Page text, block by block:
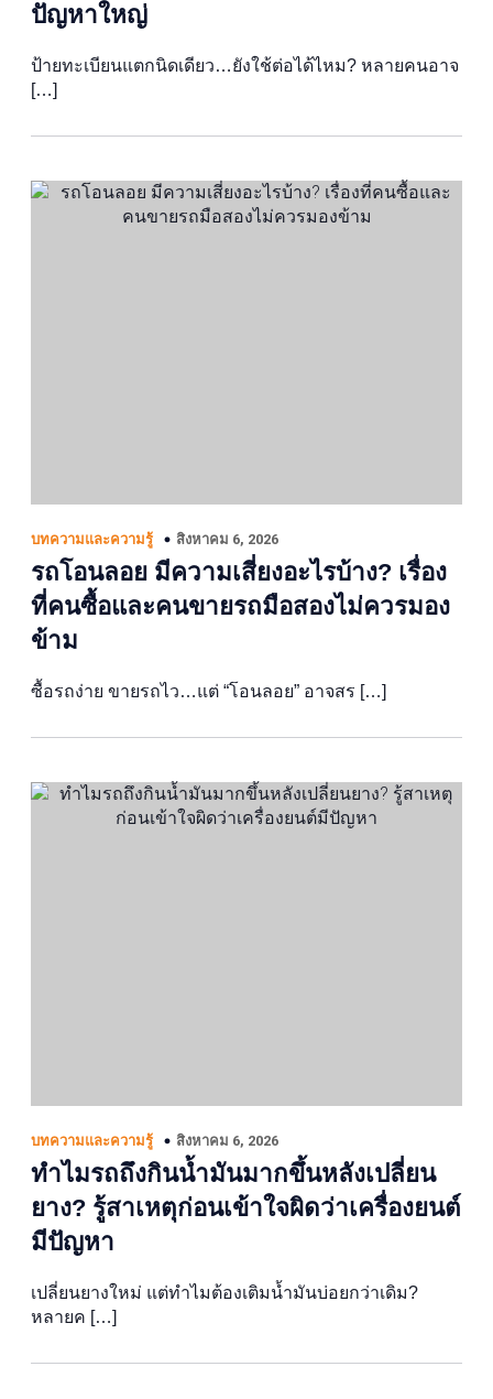
ปัญหาใหญ่
ป้ายทะเบียนแตกนิดเดียว…ยังใช้ต่อได้ไหม? หลายคนอาจ
[…]
บทความและความรู้ สิงหาคม 6, 2026
รถโอนลอย มีความเสี่ยงอะไรบ้าง? เรื่อง
ที่คนซื้อและคนขายรถมือสองไม่ควรมอง
ข้าม
ซื้อรถง่าย ขายรถไว…แต่ “โอนลอย” อาจสร […]
บทความและความรู้ สิงหาคม 6, 2026
ทำไมรถถึงกินน้ำมันมากขึ้นหลังเปลี่ยน
ยาง? รู้สาเหตุก่อนเข้าใจผิดว่าเครื่องยนต์
มีปัญหา
เปลี่ยนยางใหม่ แต่ทำไมต้องเติมน้ำมันบ่อยกว่าเดิม?
หลายค […]